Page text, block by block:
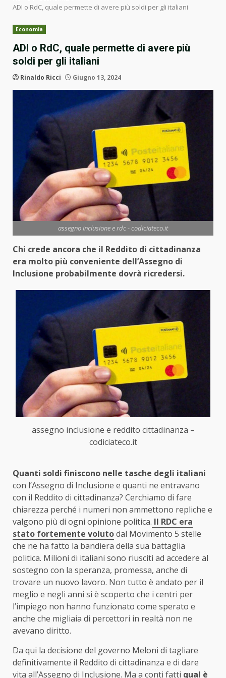
ADI o RdC, quale permette di avere più soldi per gli italiani
Economia
ADI o RdC, quale permette di avere più
soldi per gli italiani
Rinaldo Ricci Giugno 13, 2024
assegno inclusione e rdc - codiciateco.it
Chi crede ancora che il Reddito di cittadinanza
era molto più conveniente dell’Assegno di
Inclusione probabilmente dovrà ricredersi.
assegno inclusione e reddito cittadinanza –
codiciateco.it
Quanti soldi finiscono nelle tasche degli italiani
con l’Assegno di Inclusione e quanti ne entravano
con il Reddito di cittadinanza? Cerchiamo di fare
chiarezza perché i numeri non ammettono repliche e
valgono più di ogni opinione politica. Il RDC era
stato fortemente volutodal Movimento 5 stelle
che ne ha fatto la bandiera della sua battaglia
politica. Milioni di italiani sono riusciti ad accedere al
sostegno con la speranza, promessa, anche di
trovare un nuovo lavoro. Non tutto è andato per il
meglio e negli anni si è scoperto che i centri per
l’impiego non hanno funzionato come sperato e
anche che migliaia di percettori in realtà non ne
avevano diritto.
Da qui la decisione del governo Meloni di tagliare
definitivamente il Reddito di cittadinanza e di dare
vita all’Assegno di Inclusione. Ma a conti fatti qual è